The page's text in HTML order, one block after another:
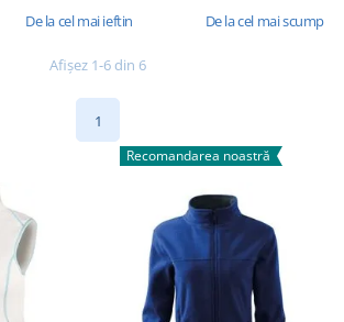
De la cel mai ieftin De la cel mai scump
Afișez 1-6 din 6
1
Recomandarea noastră